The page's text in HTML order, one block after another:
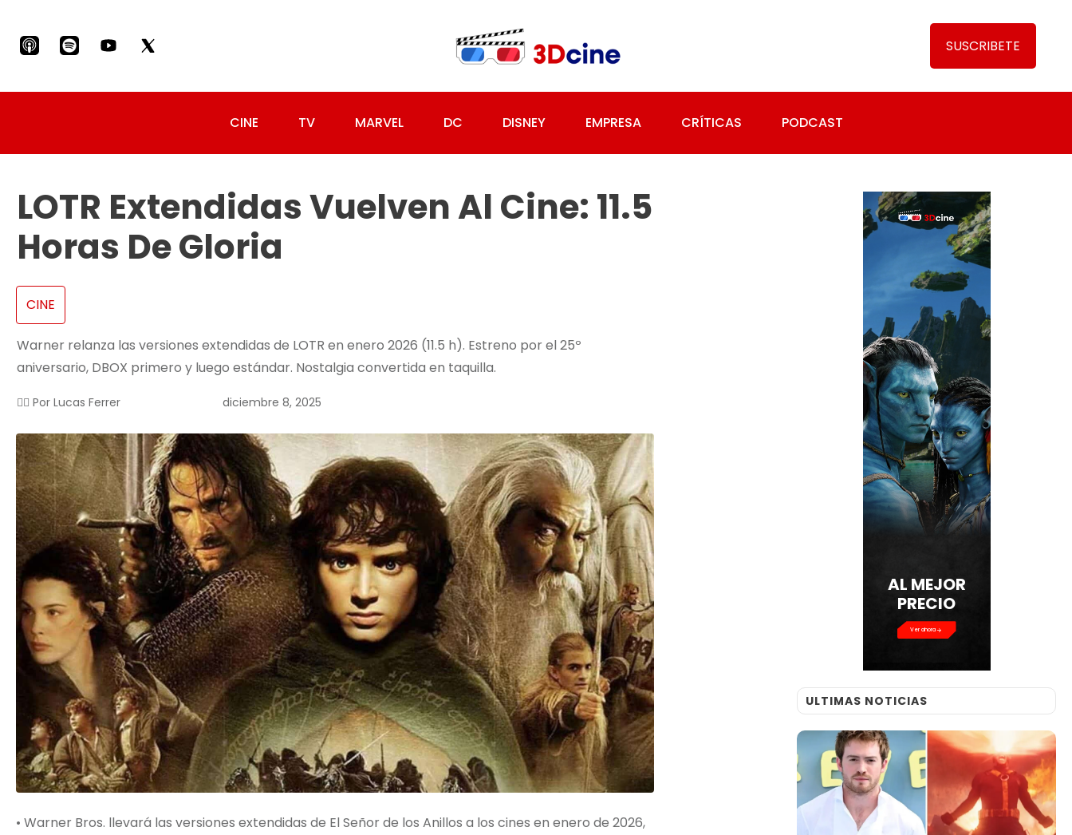
SUSCRIBETE
CINE TV MARVEL DC DISNEY EMPRESA CRÍTICAS PODCAST
LOTR Extendidas Vuelven Al Cine: 11.5
Horas De Gloria
CINE
Warner relanza las versiones extendidas de LOTR en enero 2026 (11.5 h). Estreno por el 25º
aniversario, DBOX primero y luego estándar. Nostalgia convertida en taquilla.
✍🏻 Por Lucas Ferrer diciembre 8, 2025
• Warner Bros. llevará las versiones extendidas de El Señor de los Anillos a los cines en enero de 2026,
AL MEJOR
PRECIO
Ver ahora
ULTIMAS NOTICIAS